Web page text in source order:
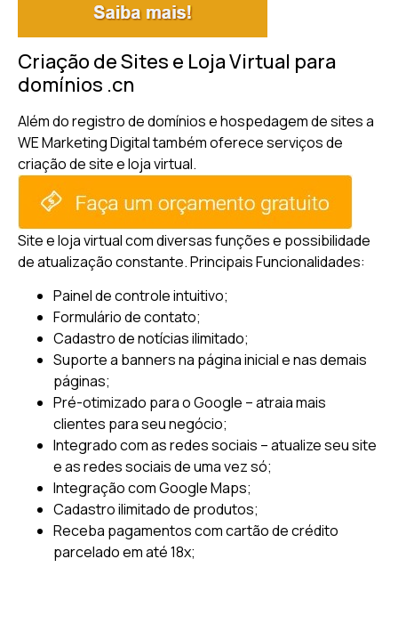
Criação de Sites e Loja Virtual para
domínios .cn
Além do registro de domínios e hospedagem de sites a
WE Marketing Digital também oferece serviços de
criação de site e loja virtual.
Site e loja virtual com diversas funções e possibilidade
de atualização constante.Principais Funcionalidades:
Painel de controle intuitivo;
Formulário de contato;
Cadastro de notícias ilimitado;
Suporte a banners na página inicial e nas demais
páginas;
Pré-otimizado para o Google – atraia mais
clientes para seu negócio;
Integrado com as redes sociais – atualize seu site
e as redes sociais de uma vez só;
Integração com Google Maps;
Cadastro ilimitado de produtos;
Receba pagamentos com cartão de crédito
parcelado em até 18x;